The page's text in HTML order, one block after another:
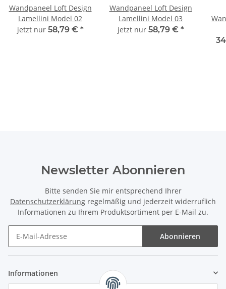
Wandpaneel Loft Design
Lamellini Model 02
jetzt nur 58,79 € *
Wandpaneel Loft Design
Lamellini Model 03
jetzt nur 58,79 € *
Newsletter Abonnieren
Bitte senden Sie mir entsprechend Ihrer
Datenschutzerklärung regelmäßig und jederzeit widerruflich
Informationen zu Ihrem Produktsortiment per E-Mail zu.
Abonnieren
Informationen